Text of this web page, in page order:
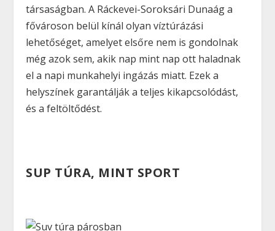
társaságban. A Ráckevei-Soroksári Dunaág a
fővároson belül kínál olyan víztúrázási
lehetőséget, amelyet elsőre nem is gondolnak
még azok sem, akik nap mint nap ott haladnak
el a napi munkahelyi ingázás miatt. Ezek a
helyszínek garantálják a teljes kikapcsolódást,
és a feltöltődést.
SUP TÚRA, MINT SPORT